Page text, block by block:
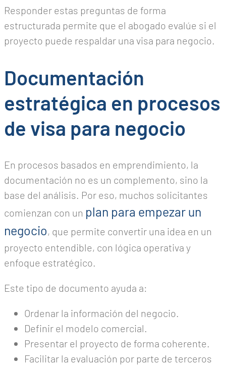
Responder estas preguntas de forma
estructurada permite que el abogado evalúe si el
proyecto puede respaldar una visa para negocio.
Documentación
estratégica en procesos
de visa para negocio
En procesos basados en emprendimiento, la
documentación no es un complemento, sino la
base del análisis. Por eso, muchos solicitantes
comienzan con un plan para empezar un
negocio, que permite convertir una idea en un
proyecto entendible, con lógica operativa y
enfoque estratégico.
Este tipo de documento ayuda a:
Ordenar la información del negocio.
Definir el modelo comercial.
Presentar el proyecto de forma coherente.
Facilitar la evaluación por parte de terceros